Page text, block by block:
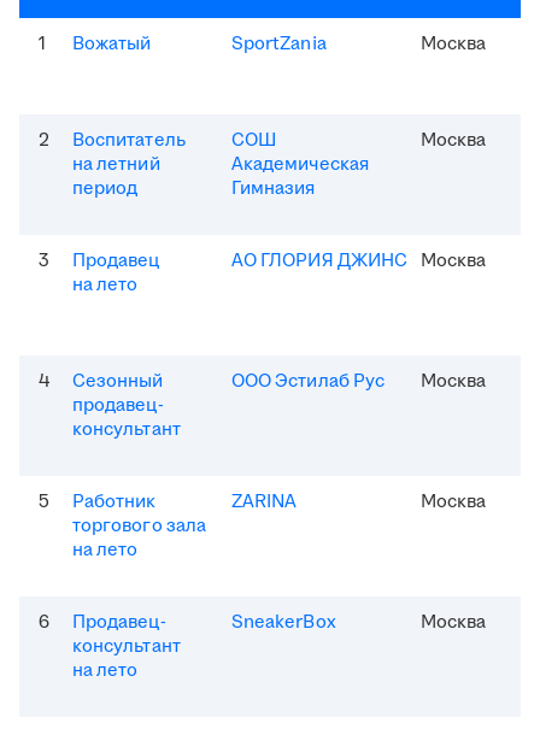
1 Вожатый SportZania Москва
2
Воспитатель
на летний
период
СОШ
Академическая
Гимназия
Москва
3
Продавец
на лето
АО ГЛОРИЯ ДЖИНС Москва
4
Сезонный
продавец-
консультант
ООО Эстилаб Рус Москва
5
Работник
торгового зала
на лето
ZARINA Москва
6
Продавец-
консультант
на лето
SneakerBox Москва